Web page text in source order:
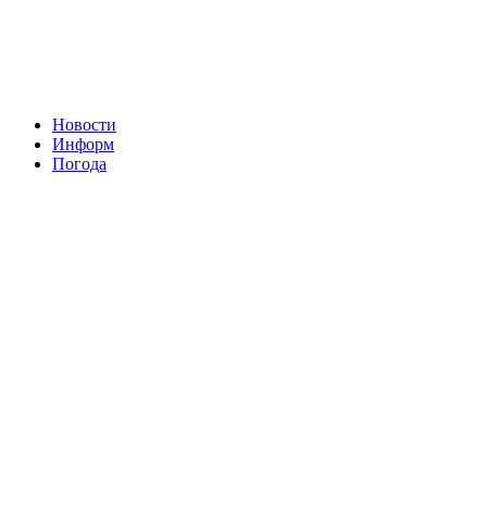
Новости
Информ
Погода